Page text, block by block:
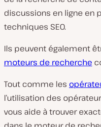
discussions en ligne en
techniques SEO.
Ils peuvent également
moteurs de recherche
Tout comme les
l’utilisation des
vous aide à trouver